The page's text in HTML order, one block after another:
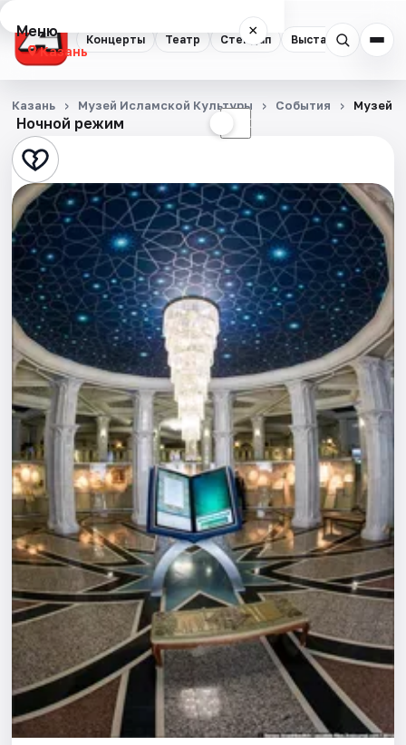
Концерты Театр Стендап Выставки
Меню ×
Казань
Концерты
Театр
Стендап
Выставки
Квесты
Экскурсии
Спорт
События
Города
Площадки
Артисты
Рейтинги
Ночной режим ☾
Казань Музей Исламской Культуры События Музей